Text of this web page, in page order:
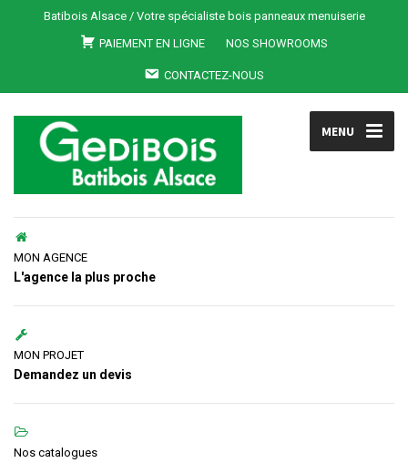
Batibois Alsace / Votre spécialiste bois panneaux menuiserie
PAIEMENT EN LIGNE
NOS SHOWROOMS
CONTACTEZ-NOUS
MENU
MON AGENCE
L'agence la plus proche
MON PROJET
Demandez un devis
Nos catalogues